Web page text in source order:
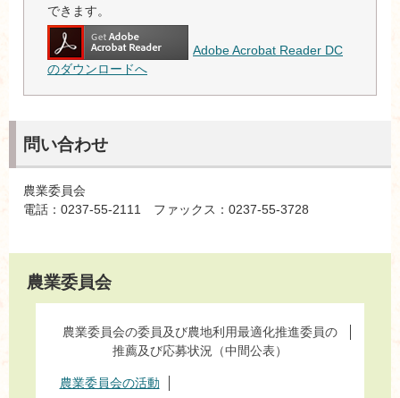
できます。
Adobe Acrobat Reader DC
のダウンロードへ
問い合わせ
農業委員会
電話：0237-55-2111 ファックス：0237-55-3728
農業委員会
農業委員会の委員及び農地利用最適化推進委員の
推薦及び応募状況（中間公表）
農業委員会の活動